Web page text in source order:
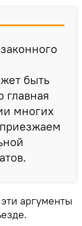
быть
многих
аргументы